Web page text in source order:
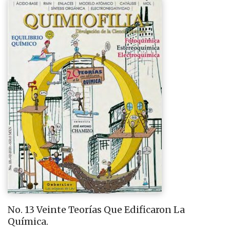
No. 13 Veinte Teorías Que Edificaron La
Química.